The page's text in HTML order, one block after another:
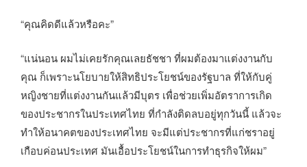
“คุณคิดดีแล้วหรือคะ”
“แน่นอน ผมไม่เคยรักคุณเลยธัชชา ที่ผมต้องมาแต่งงานกับ
คุณ ก็เพราะนโยบายให้สิทธิประโยชน์ของรัฐบาล ที่ให้กับคู่
หญิงชายที่แต่งงานกันแล้วมีบุตร เพื่อช่วยเพิ่มอัตราการเกิด
ของประชากรในประเทศไทย ที่กำลังติดลบอยู่ทุกวันนี้ แล้วจะ
ทำให้อนาคตของประเทศไทย จะมีแต่ประชากรที่แก่ชราอยู่
เกือบค่อนประเทศ มันเอื้อประโยชน์ในการทำธุรกิจให้ผม”